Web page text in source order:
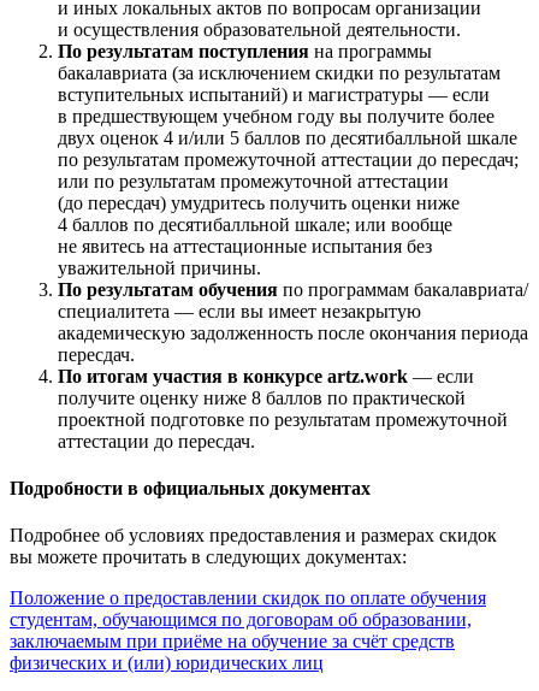
и иных локальных актов по вопросам организации
и осуществления образовательной деятельности.
По результатам поступления на программы
бакалавриата (за исключением скидки по результатам
вступительных испытаний) и магистратуры — если
в предшествующем учебном году вы получите более
двух оценок 4 и/или 5 баллов по десятибалльной шкале
по результатам промежуточной аттестации до пересдач;
или по результатам промежуточной аттестации
(до пересдач) умудритесь получить оценки ниже
4 баллов по десятибалльной шкале; или вообще
не явитесь на аттестационные испытания без
уважительной причины.
По результатам обучения по программам бакалавриата/
специалитета — если вы имеет незакрытую
академическую задолженность после окончания периода
пересдач.
По итогам участия в конкурсе artz.work — если
получите оценку ниже 8 баллов по практической
проектной подготовке по результатам промежуточной
аттестации до пересдач.
Подробности в официальных документах
Подробнее об условиях предоставления и размерах скидок
вы можете прочитать в следующих документах:
Положение о предоставлении скидок по оплате обучения
студентам, обучающимся по договорам об образовании,
заключаемым при приёме на обучение за счёт средств
физических и (или) юридических лиц